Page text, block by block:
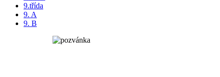
9.třída
9. A
9. B